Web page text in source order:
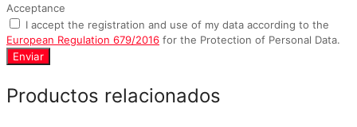
Acceptance
I accept the registration and use of my data according to the
European Regulation 679/2016 for the Protection of Personal Data.
Enviar
Productos relacionados